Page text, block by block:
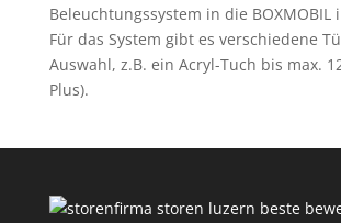
Beleuchtungssystem in die BOXMOBIL
Für das System gibt es verschiedene
Auswahl, z.B. ein Acryl-Tuch bis max.
Plus).